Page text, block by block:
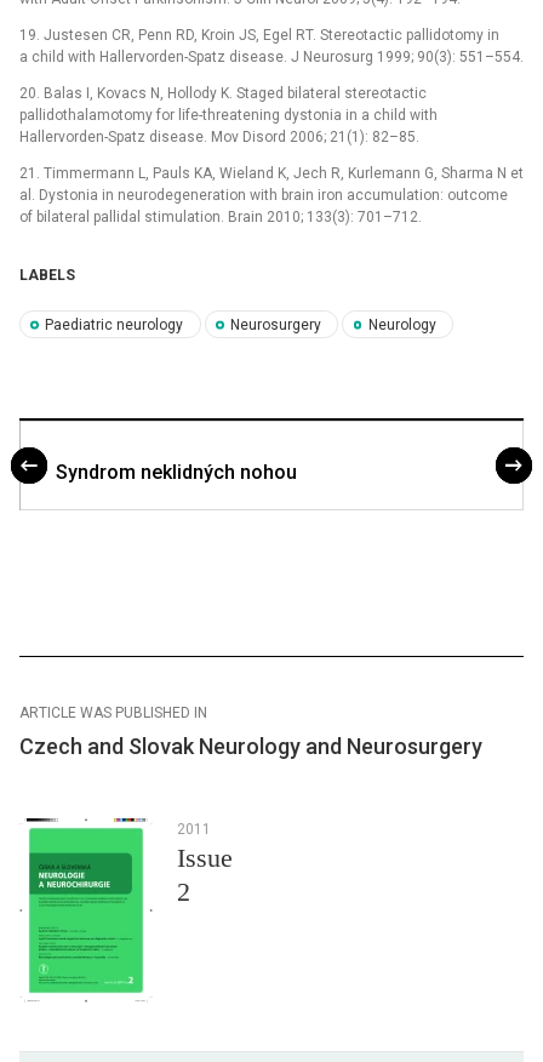
19. Justesen CR, Penn RD, Kroin JS, Egel RT. Stereotactic pallidotomy in
a child with Hallervorden-Spatz disease. J Neurosurg 1999; 90(3): 551–554.
20. Balas I, Kovacs N, Hollody K. Staged bilateral stereotactic
pallidothalamotomy for life-threatening dystonia in a child with
Hallervorden-Spatz disease. Mov Disord 2006; 21(1): 82–85.
21. Timmermann L, Pauls KA, Wieland K, Jech R, Kurlemann G, Sharma N et
al. Dystonia in neurodegeneration with brain iron accumulation: outcome
of bilateral pallidal stimulation. Brain 2010; 133(3): 701–712.
LABELS
Paediatric neurology Neurosurgery Neurology
Syndrom neklidných nohou
ARTICLE WAS PUBLISHED IN
Czech and Slovak Neurology and Neurosurgery
2011
Issue
2